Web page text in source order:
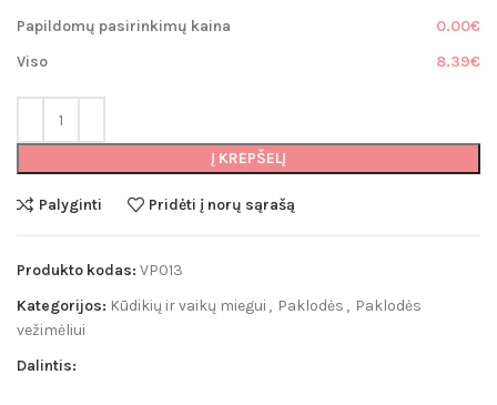
Papildomų pasirinkimų kaina
0.00€
Viso
8.39€
Į KREPŠELĮ
Palyginti Pridėti į norų sąrašą
Produkto kodas: VP013
Kategorijos: Kūdikių ir vaikų miegui , Paklodės , Paklodės
vežimėliui
Dalintis: